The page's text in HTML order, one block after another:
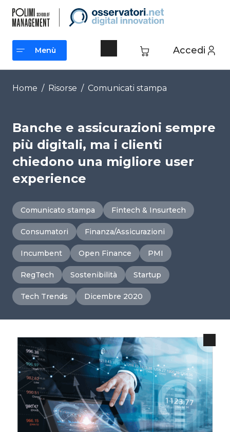
contenuto
Accedi
Menù
Menù
Home / Risorse / Comunicati stampa
Banche e assicurazioni sempre
più digitali, ma i clienti
chiedono una migliore user
experience
Comunicato stampa Fintech & Insurtech
Consumatori Finanza/Assicurazioni
Incumbent Open Finance PMI
RegTech Sostenibilità Startup
Tech Trends Dicembre 2020